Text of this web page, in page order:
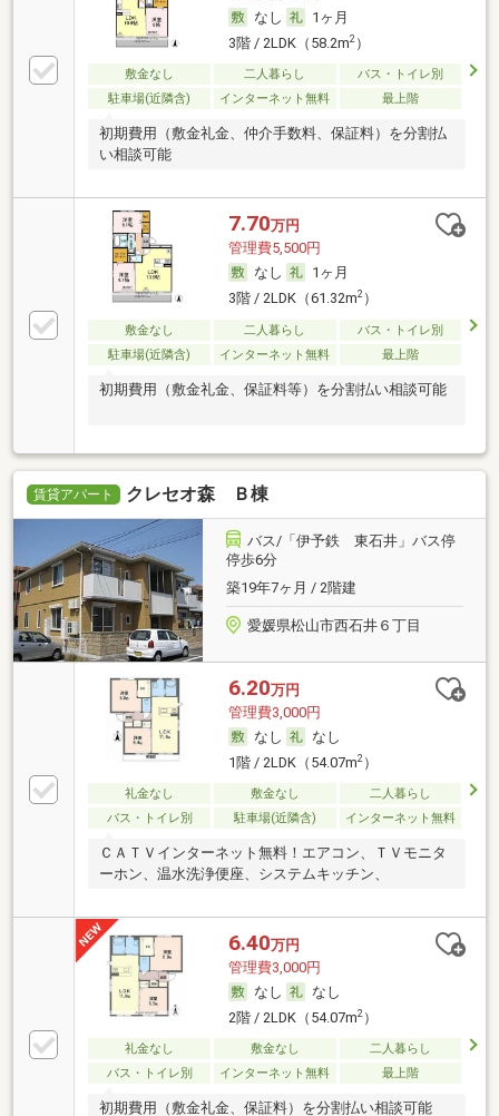
なし
1ヶ月
3階 / 2LDK（58.2m2）
敷金なし 二人暮らし
バス・トイレ別
駐車場(近隣含)
インターネット無料 最上階
初期費用（敷金礼金、仲介手数料、保証料）を分割払
い相談可能
7.70万円
管理費5,500円
なし
1ヶ月
3階 / 2LDK（61.32m2）
敷金なし 二人暮らし
バス・トイレ別
駐車場(近隣含)
インターネット無料 最上階
初期費用（敷金礼金、保証料等）を分割払い相談可能
賃貸アパート クレセオ森 Ｂ棟
バス/「伊予鉄 東石井」バス停
停歩6分
築19年7ヶ月 / 2階建
愛媛県松山市西石井６丁目
6.20万円
管理費3,000円
なし
なし
1階 / 2LDK（54.07m2）
礼金なし 敷金なし
二人暮らし
バス・トイレ別
駐車場(近隣含) インターネット無料
ＣＡＴＶインターネット無料！エアコン、ＴＶモニタ
ーホン、温水洗浄便座、システムキッチン、
6.40万円
管理費3,000円
なし
なし
2階 / 2LDK（54.07m2）
礼金なし 敷金なし
二人暮らし
バス・トイレ別
インターネット無料 最上階
初期費用（敷金礼金、保証料）を分割払い相談可能